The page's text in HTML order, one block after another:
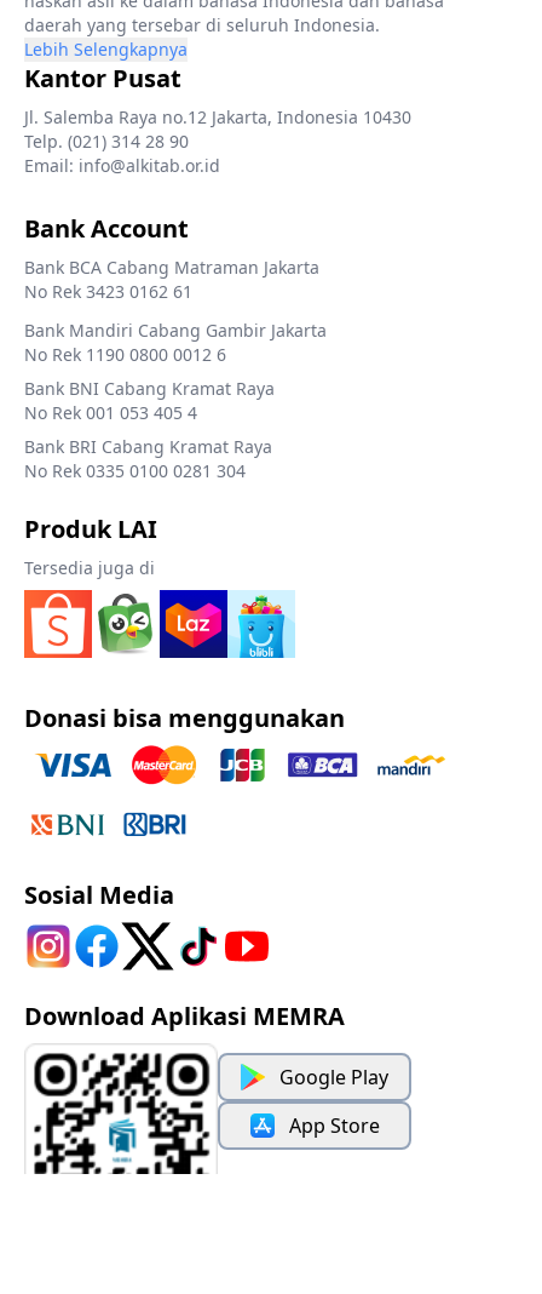
daerah yang tersebar di seluruh Indonesia.
Lebih Selengkapnya
Kantor Pusat
Jl. Salemba Raya no.12 Jakarta, Indonesia 10430
Telp. (021) 314 28 90
Email: info@alkitab.or.id
Bank Account
Bank BCA Cabang Matraman Jakarta
No Rek 3423 0162 61
Bank Mandiri Cabang Gambir Jakarta
No Rek 1190 0800 0012 6
Bank BNI Cabang Kramat Raya
No Rek 001 053 405 4
Bank BRI Cabang Kramat Raya
No Rek 0335 0100 0281 304
Produk LAI
Tersedia juga di
Donasi bisa menggunakan
Sosial Media
Download Aplikasi MEMRA
Google Play
App Store